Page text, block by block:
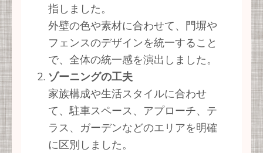
指しました。
外壁の色や素材に合わせて、門塀や
フェンスのデザインを統一すること
で、全体の統一感を演出しました。
ゾーニングの工夫
家族構成や生活スタイルに合わせ
て、駐車スペース、アプローチ、テ
ラス、ガーデンなどのエリアを明確
に区別しました。